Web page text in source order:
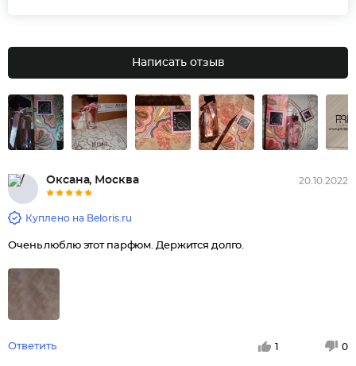
Написать отзыв
Оксана, Москва 20.10.2022
Куплено на Beloris.ru
Очень люблю этот парфюм. Держится долго.
Ответить 1 0